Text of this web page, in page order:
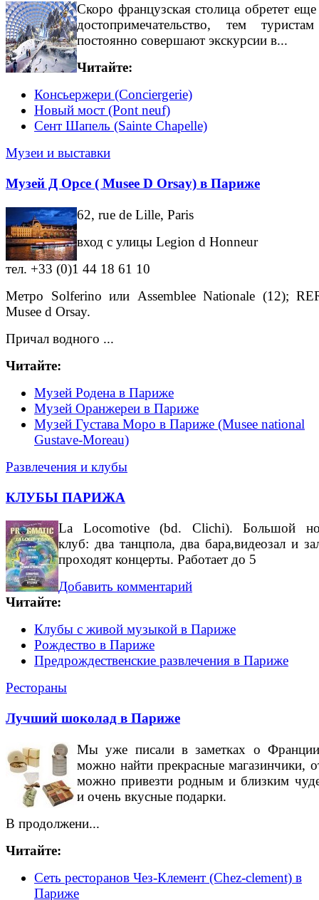
Скоро французская столица обретет
достопримечательство, тем
постоянно совершают экскурсии в...
Читайте:
Консьержери (Conciergerie)
Новый мост (Pont neuf)
Сент Шапель (Sainte Chapelle)
Музеи и выставки
Музей Д Орсе ( Musee D Orsay) в Париже
62, rue de Lille, Paris
вход с улицы Legion d Honneur
тел. +33 (0)1 44 18 61 10
Метро Solferino или Assemblee Nationale (12);
Musee d Orsay.
Причал водного ...
Читайте:
Музей Родена в Париже
Музей Оранжереи в Париже
Музей Густава Моро в Париже (Musee national
Gustave-Moreau)
Развлечения и клубы
КЛУБЫ ПАРИЖА
La Locomotive (bd. Clichi). Большой
клуб: два танцпола, два бара,видеозал и
проходят концерты. Работает до 5
Добавить комментарий
Читайте:
Клубы с живой музыкой в Париже
Рождество в Париже
Предрождественские развлечения в Париже
Рестораны
Лучший шоколад в Париже
Мы уже писали в заметках о
можно найти прекрасные магазинчики,
можно привезти родным и близким
и очень вкусные подарки.
В продолжени...
Читайте:
Сеть ресторанов Чез-Клемент (Chez-clement) в
Париже